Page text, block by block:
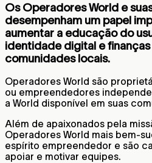
Os Operadores World e
desempenham um papel
aumentar a educação do
identidade digital e
comunidades locais.
Operadores World são
ou empreendedores
a World disponível em suas
Além de apaixonados pela
Operadores World mais bem-
espírito empreendedor e são
apoiar e motivar equipes.